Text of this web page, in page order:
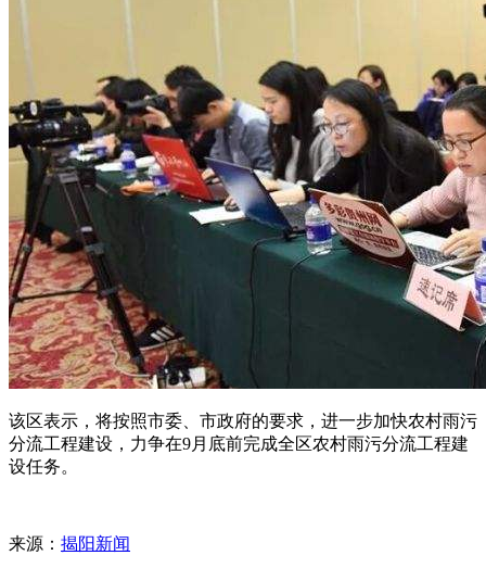
该区表示，将按照市委、市政府的要求，进一步加快农村雨污
分流工程建设，力争在9月底前完成全区农村雨污分流工程建
设任务。
来源： 揭阳新闻